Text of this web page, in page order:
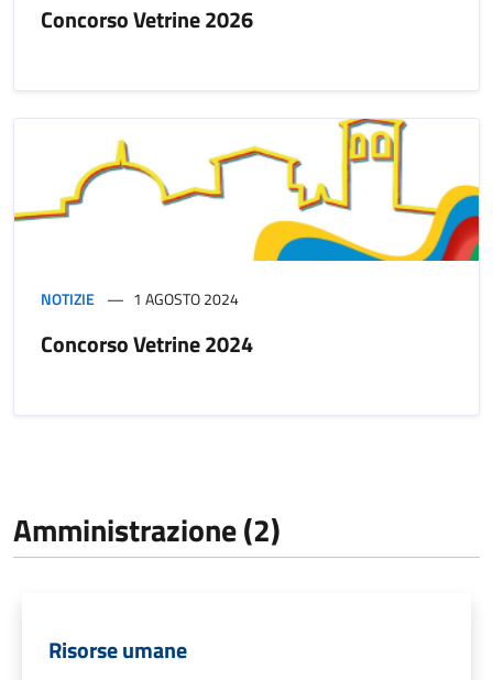
Concorso Vetrine 2026
NOTIZIE 1 AGOSTO 2024
Concorso Vetrine 2024
Amministrazione (2)
Risorse umane